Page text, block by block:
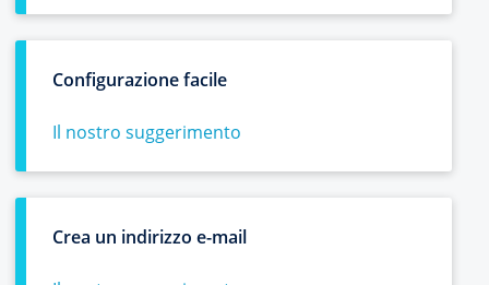
Configurazione facile
Il nostro suggerimento
Crea un indirizzo e-mail